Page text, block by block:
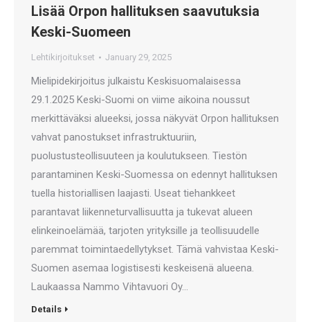
Lisää Orpon hallituksen saavutuksia
Keski-Suomeen
Lehtikirjoitukset January 29, 2025
Mielipidekirjoitus julkaistu Keskisuomalaisessa
29.1.2025 Keski-Suomi on viime aikoina noussut
merkittäväksi alueeksi, jossa näkyvät Orpon hallituksen
vahvat panostukset infrastruktuuriin,
puolustusteollisuuteen ja koulutukseen. Tiestön
parantaminen Keski-Suomessa on edennyt hallituksen
tuella historiallisen laajasti. Useat tiehankkeet
parantavat liikenneturvallisuutta ja tukevat alueen
elinkeinoelämää, tarjoten yrityksille ja teollisuudelle
paremmat toimintaedellytykset. Tämä vahvistaa Keski-
Suomen asemaa logistisesti keskeisenä alueena.
Laukaassa Nammo Vihtavuori Oy…
Details